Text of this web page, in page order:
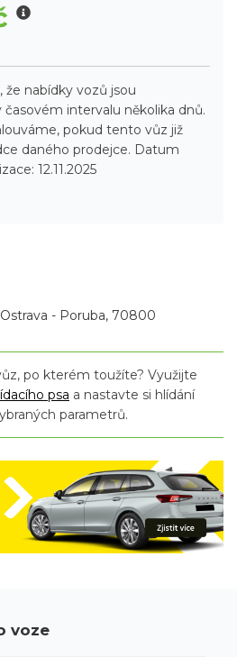
že nabídky vozů jsou
časovém intervalu několika dnů.
pokud tento vůz již
daného prodejce. Datum
12.11.2025
- Poruba, 70800
po kterém toužíte? Využijte
psa a nastavte si hlídání
parametrů.
voze